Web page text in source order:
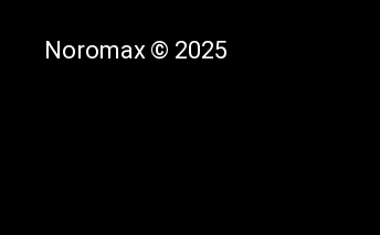
Noromax © 2025